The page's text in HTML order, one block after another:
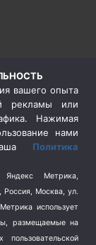
вашего опыта
рекламы или
Нажимая
нами
Политика
Яндекс Метрика,
Москва, ул.
использует
размещаемые на